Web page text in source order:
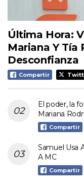
Última Hora:
Mariana Y Tía
Desconfianza
Compartir
El poder, la
Mariana
Compartir
Samuel Usa
A MC
Compartir